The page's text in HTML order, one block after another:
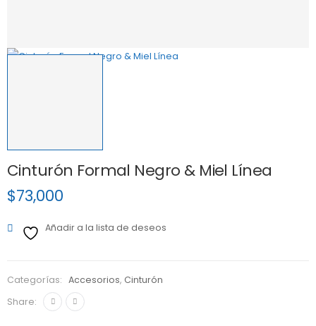
Cinturón Formal Negro & Miel Línea
$73,000
Añadir a la lista de deseos
Categorías: Accesorios, Cinturón
Share: